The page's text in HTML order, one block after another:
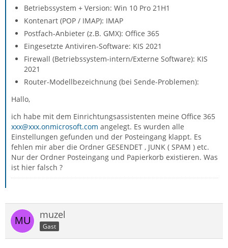
Betriebssystem + Version: Win 10 Pro 21H1
Kontenart (POP / IMAP): IMAP
Postfach-Anbieter (z.B. GMX): Office 365
Eingesetzte Antiviren-Software: KIS 2021
Firewall (Betriebssystem-intern/Externe Software): KIS
2021
Router-Modellbezeichnung (bei Sende-Problemen):
Hallo,
ich habe mit dem Einrichtungsassistenten meine Office 365
xxx@xxx.onmicrosoft.com angelegt. Es wurden alle
Einstellungen gefunden und der Posteingang klappt. Es
fehlen mir aber die Ordner GESENDET , JUNK ( SPAM ) etc.
Nur der Ordner Posteingang und Papierkorb existieren. Was
ist hier falsch ?
muzel
Gast